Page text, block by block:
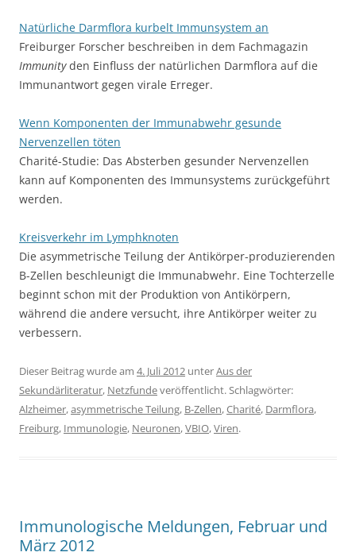
Natürliche Darmflora kurbelt Immunsystem an
Freiburger Forscher beschreiben in dem Fachmagazin
Immunityden Einfluss der natürlichen Darmflora auf die
Immunantwort gegen virale Erreger.
Wenn Komponenten der Immunabwehr gesunde
Nervenzellen töten
Charité-Studie: Das Absterben gesunder Nervenzellen
kann auf Komponenten des Immunsystems zurückgeführt
werden.
Kreisverkehr im Lymphknoten
Die asymmetrische Teilung der Antikörper-produzierenden
B-Zellen beschleunigt die Immunabwehr. Eine Tochterzelle
beginnt schon mit der Produktion von Antikörpern,
während die andere versucht, ihre Antikörper weiter zu
verbessern.
Dieser Beitrag wurde am 4. Juli 2012 unterAus der
Sekundärliteratur, Netzfundeveröffentlicht. Schlagwörter:
Alzheimer,asymmetrische Teilung, B-Zellen,Charité, Darmflora,
Freiburg, Immunologie, Neuronen,VBIO,Viren.
Immunologische Meldungen, Februar und
März 2012